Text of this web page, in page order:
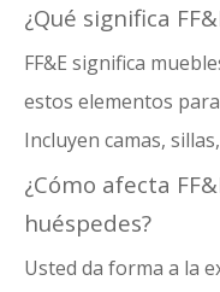
¿Qué significa
FF&E significa
estos elementos
Incluyen camas,
¿Cómo afecta
huéspedes?
Usted da forma a la